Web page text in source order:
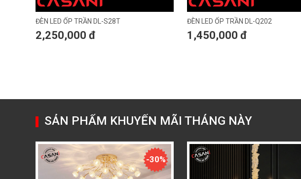
ĐÈN LED ỐP TRẦN DL-S28T
2,250,000 đ
ĐÈN LED ỐP TRẦN DL-Q202
1,450,000 đ
SẢN PHẨM KHUYẾN MÃI THÁNG NÀY
-30%